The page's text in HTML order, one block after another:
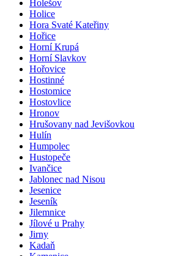
Holešov
Holice
Hora Svaté Kateřiny
Hořice
Horní Krupá
Horní Slavkov
Hořovice
Hostinné
Hostomice
Hostovlice
Hronov
Hrušovany nad Jevišovkou
Hulín
Humpolec
Hustopeče
Ivančice
Jablonec nad Nisou
Jesenice
Jeseník
Jilemnice
Jílové u Prahy
Jirny
Kadaň